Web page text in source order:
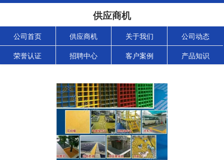
供应商机
公司首页 供应商机 关于我们 公司动态
荣誉认证 招聘中心 客户案例 产品知识